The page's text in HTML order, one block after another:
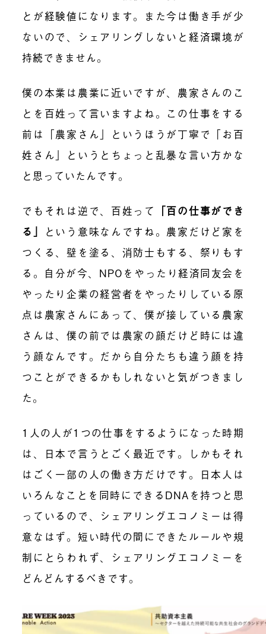
とが経験値になります。また今は働き手が少
ないので、シェアリングしないと経済環境が
持続できません。
僕の本業は農業に近いですが、農家さんのこ
とを百姓って言いますよね。この仕事をする
前は「農家さん」というほうが丁寧で「お百
姓さん」というとちょっと乱暴な言い方かな
と思っていたんです。
でもそれは逆で、百姓って 「百の仕事ができ
る」 という意味なんですね。農家だけど家を
つくる、壁を塗る、消防士もする、祭りもす
る。自分が今、NPOをやったり経済同友会を
やったり企業の経営者をやったりしている原
点は農家さんにあって、僕が接している農家
さんは、僕の前では農家の顔だけど時には違
う顔なんです。だから自分たちも違う顔を持
つことができるかもしれないと気がつきまし
た。
1人の人が1つの仕事をするようになった時期
は、日本で言うとごく最近です。しかもそれ
はごく一部の人の働き方だけです。日本人は
いろんなことを同時にできるDNAを持つと思
っているので、シェアリングエコノミーは得
意なはず。短い時代の間にできたルールや規
制にとらわれず、シェアリングエコノミーを
どんどんするべきです。